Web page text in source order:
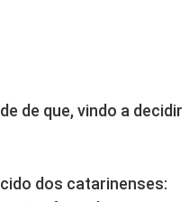
de que, vindo a decidir
dos catarinenses: